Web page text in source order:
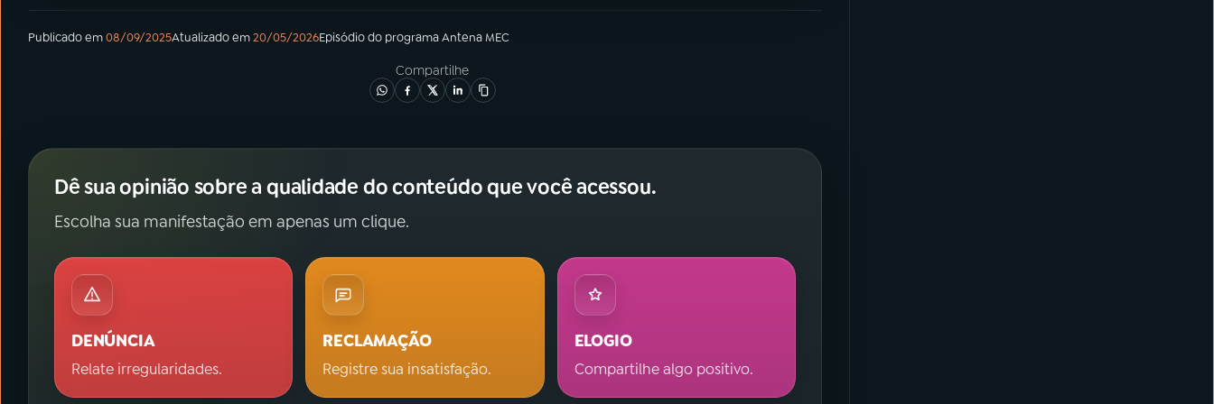
Publicado em08/09/2025Atualizado em20/05/2026Episódiodo programaAntena MEC
Compartilhe
Dê sua opinião sobre a qualidade do conteúdo que você acessou.
Escolha sua manifestação em apenas um clique.
DENÚNCIA
Relate irregularidades.
RECLAMAÇÃO
Registre sua insatisfação.
ELOGIO
Compartilhe algo positivo.